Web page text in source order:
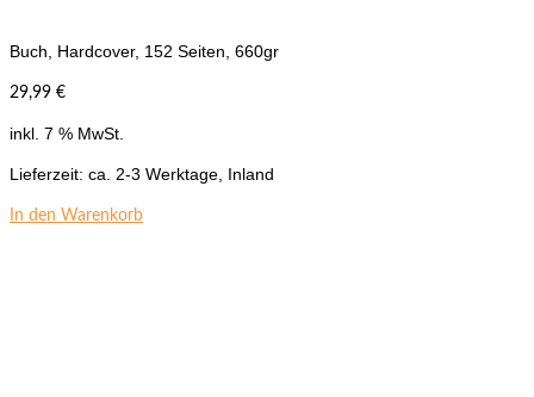
Buch, Hardcover, 152 Seiten, 660gr
29,99 €
inkl. 7 % MwSt.
Lieferzeit: ca. 2-3 Werktage, Inland
In den Warenkorb